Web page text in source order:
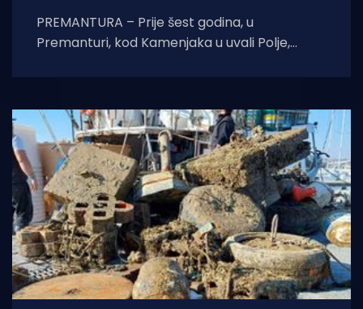
PREMANTURA – Prije šest godina, u
Premanturi, kod Kamenjaka u uvali Polje,
Puljanina Arsena